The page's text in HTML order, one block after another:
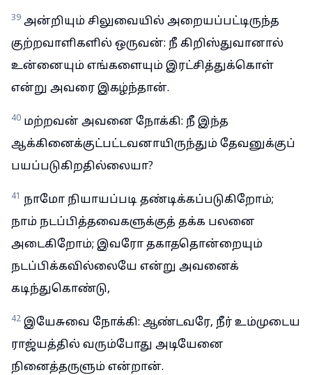
39 அன்றியும் சிலுவையில் அறையப்பட்டிருந்த
குற்றவாளிகளில் ஒருவன்: நீ கிறிஸ்துவானால்
உன்னையும் எங்களையும் இரட்சித்துக்கொள்
என்று அவரை இகழ்ந்தான்.
40 மற்றவன் அவனை நோக்கி: நீ இந்த
ஆக்கினைக்குட்பட்டவனாயிருந்தும் தேவனுக்குப்
பயப்படுகிறதில்லையா?
41 நாமோ நியாயப்படி தண்டிக்கப்படுகிறோம்;
நாம் நடப்பித்தவைகளுக்குத் தக்க பலனை
அடைகிறோம்; இவரோ தகாததொன்றையும்
நடப்பிக்கவில்லையே என்று அவனைக்
கடிந்துகொண்டு,
42 இயேசுவை நோக்கி: ஆண்டவரே, நீர் உம்முடைய
ராஜ்யத்தில் வரும்போது அடியேனை
நினைத்தருளும் என்றான்.